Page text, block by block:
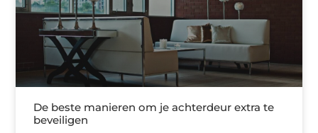
De beste manieren om je achterdeur extra te
beveiligen